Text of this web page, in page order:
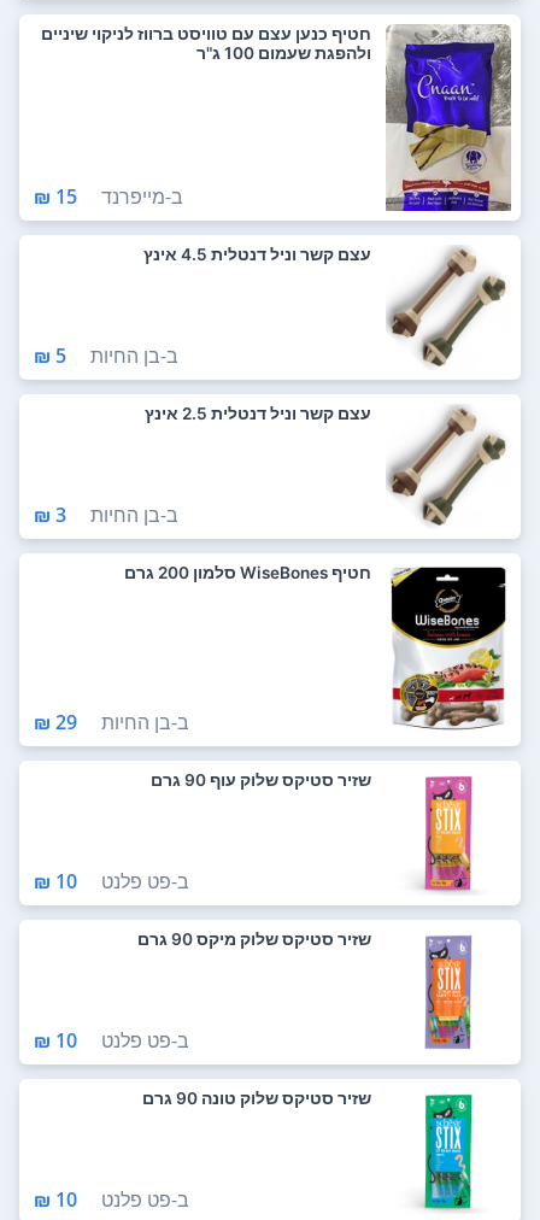
חטיף כנען עצם עם טוויסט ברווז לניקוי שיניים
ולהפגת שעמום 100 ג"ר
ב-מייפרנד 15 ₪
עצם קשר וניל דנטלית 4.5 אינץ
ב-בן החיות 5 ₪
עצם קשר וניל דנטלית 2.5 אינץ
ב-בן החיות 3 ₪
חטיף WiseBones סלמון 200 גרם
ב-בן החיות 29 ₪
שזיר סטיקס שלוק עוף 90 גרם
ב-פט פלנט 10 ₪
שזיר סטיקס שלוק מיקס 90 גרם
ב-פט פלנט 10 ₪
שזיר סטיקס שלוק טונה 90 גרם
ב-פט פלנט 10 ₪